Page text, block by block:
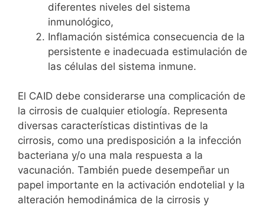
diferentes niveles del sistema
inmunológico,
Inflamación sistémica consecuencia de la
persistente e inadecuada estimulación de
las células del sistema inmune.
El CAID debe considerarse una complicación de
la cirrosis de cualquier etiología. Representa
diversas características distintivas de la
cirrosis, como una predisposición a la infección
bacteriana y/o una mala respuesta a la
vacunación. También puede desempeñar un
papel importante en la activación endotelial y la
alteración hemodinámica de la cirrosis y